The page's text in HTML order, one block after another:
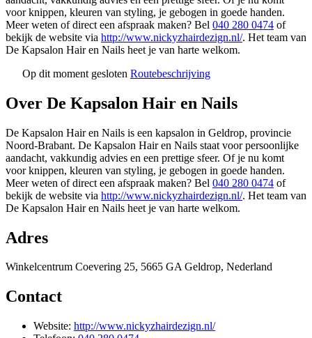
voor knippen, kleuren van styling, je gebogen in goede handen.
Meer weten of direct een afspraak maken? Bel 040 280 0474 of
bekijk de website via http://www.nickyzhairdezign.nl/. Het team van
De Kapsalon Hair en Nails heet je van harte welkom.
Op dit moment gesloten Routebeschrijving
+
Over De Kapsalon Hair en Nails
De Kapsalon Hair en Nails is een kapsalon in Geldrop, provincie
Noord-Brabant. De Kapsalon Hair en Nails staat voor persoonlijke
aandacht, vakkundig advies en een prettige sfeer. Of je nu komt
voor knippen, kleuren van styling, je gebogen in goede handen.
Meer weten of direct een afspraak maken? Bel 040 280 0474 of
bekijk de website via http://www.nickyzhairdezign.nl/. Het team van
De Kapsalon Hair en Nails heet je van harte welkom.
Adres
Winkelcentrum Coevering 25, 5665 GA Geldrop, Nederland
Contact
Website: http://www.nickyzhairdezign.nl/